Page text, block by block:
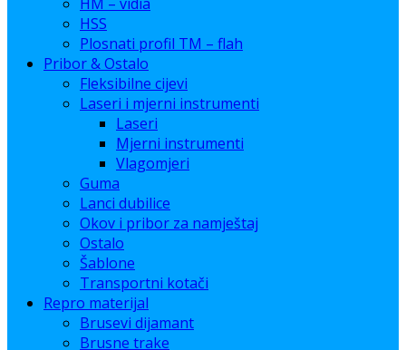
HSS
Plosnati profil TM – flah
Pribor & Ostalo
Fleksibilne cijevi
Laseri i mjerni instrumenti
Laseri
Mjerni instrumenti
Vlagomjeri
Guma
Lanci dubilice
Okov i pribor za namještaj
Ostalo
Šablone
Transportni kotači
Repro materijal
Brusevi dijamant
Brusne trake